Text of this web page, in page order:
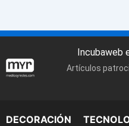
Incubaweb
Artículos
DECORACIÓN